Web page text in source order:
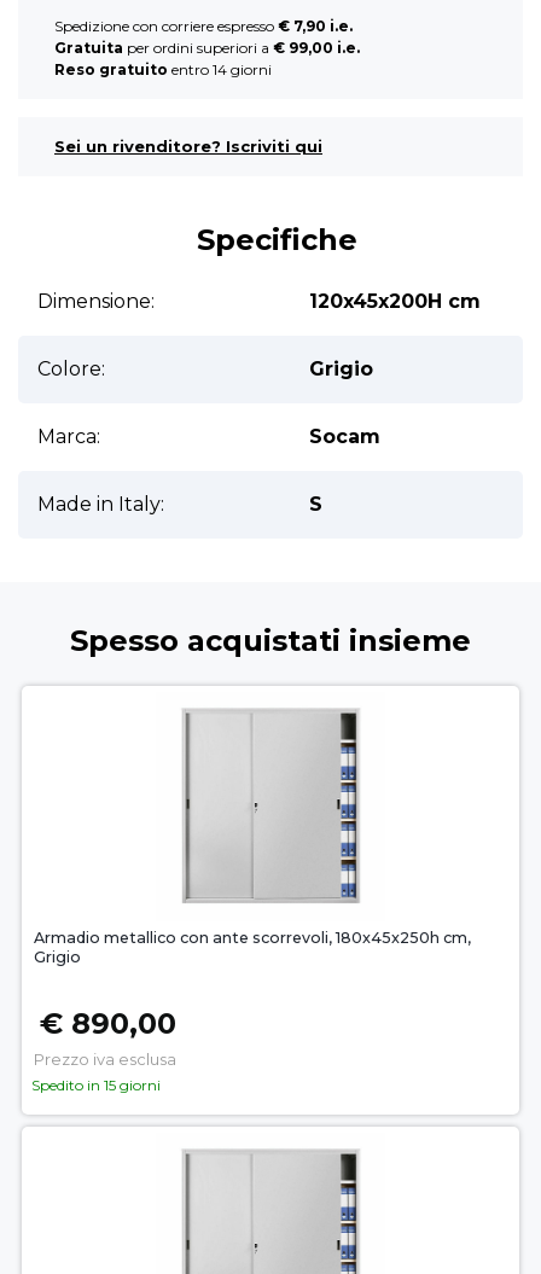
Spedizione con corriere espresso € 7,90 i.e.
Gratuita per ordini superiori a € 99,00 i.e.
Reso gratuito entro 14 giorni
Sei un rivenditore? Iscriviti qui
Specifiche
Dimensione: 120x45x200H cm
Colore: Grigio
Marca: Socam
Made in Italy: S
Spesso acquistati insieme
Armadio metallico con ante scorrevoli, 180x45x250h cm,
Grigio
€ 890,00
Prezzo iva esclusa
Spedito in 15 giorni